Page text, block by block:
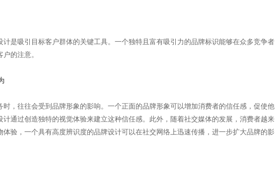
计是吸引目标客户群体的关键工具。一个独特且富有吸引力的品牌标识能够在众多竞争者
的注意。
时，往往会受到品牌形象的影响。一个正面的品牌形象可以增加消费者的信任感，促使他
计通过创造独特的视觉体验来建立这种信任感。此外，随着社交媒体的发展，消费者越来
体验，一个具有高度辨识度的品牌设计可以在社交网络上迅速传播，进一步扩大品牌的影